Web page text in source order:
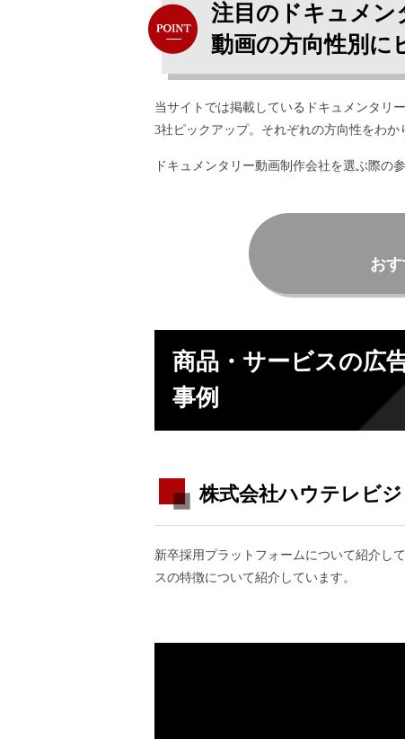
注目のドキュメン
動画の方向性別に
当サイトでは掲載しているドキュメンタリ
3社ピックアップ。それぞれの方向性をわか
ドキュメンタリー動画制作会社を選ぶ際の
お
商品・サービスの広
事例
株式会社ハウテレビ
新卒採用プラットフォームについて紹介し
スの特徴について紹介しています。